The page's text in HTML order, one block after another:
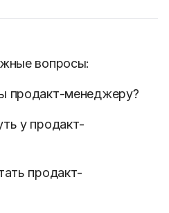
вопросы:
продакт-менеджеру?
у продакт-
продакт-